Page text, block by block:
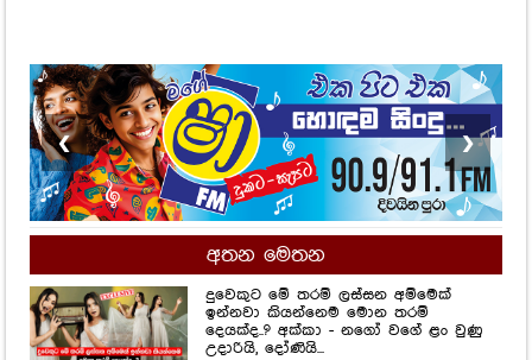
❮ ❯
අතන මෙතන
දුවෙකුට මේ තරම් ලස්සන අම්මෙක්
ඉන්නවා කියන්නෙම මොන තරම්
දෙයක්ද..? අක්කා - නගෝ වගේ ළං වුණු
උදාරියි, දෝණියි...